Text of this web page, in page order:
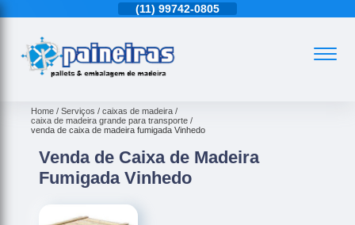
(11) 99742-0805
Home Serviços
caixas de madeira
caixa de madeira grande para transporte
venda de caixa de madeira fumigada Vinhedo
Venda de Caixa de Madeira
Fumigada Vinhedo